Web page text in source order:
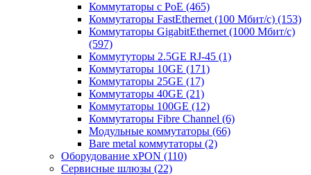
Коммутаторы с PoE (465)
Коммутаторы FastEthernet (100 Мбит/с) (153)
Коммутаторы GigabitEthernet (1000 Мбит/с)
(597)
Коммутуторы 2.5GE RJ-45 (1)
Коммутаторы 10GE (171)
Коммутаторы 25GE (17)
Коммутаторы 40GE (21)
Коммутаторы 100GE (12)
Коммутаторы Fibre Channel (6)
Модульные коммутаторы (66)
Bare metal коммутаторы (2)
Оборудование xPON (110)
Сервисные шлюзы (22)